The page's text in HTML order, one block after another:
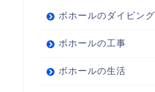
ボホールのダイビング
ボホールの工事
ボホールの生活